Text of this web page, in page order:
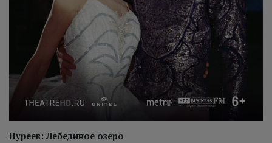
Нуреев: Лебединое озеро